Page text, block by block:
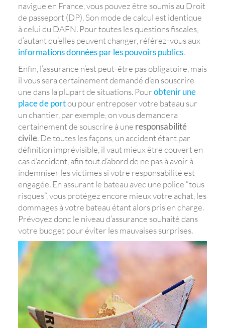
navigue en France, vous pouvez être soumis au Droit
de passeport (DP). Son mode de calcul est identique
à celui du DAFN. Pour toutes les questions fiscales,
d’autant qu’elles peuvent changer, référez-vous aux
informations données par les pouvoirs publics.
Enfin, l’assurance n’est peut-être pas obligatoire, mais
il vous sera certainement demandé d’en souscrire
une dans la plupart de situations. Pourobtenir une
place de portou pour entreposer votre bateau sur
un chantier, par exemple, on vous demandera
certainement de souscrire à une responsabilité
civile. De toutes les façons, un accident étant par
définition imprévisible, il vaut mieux être couvert en
cas d’accident, afin tout d’abord de ne pas à avoir à
indemniser les victimes si votre responsabilité est
engagée. En assurant le bateau avec une police “tous
risques”, vous protégez encore mieux votre achat, les
dommages à votre bateau étant alors pris en charge.
Prévoyez donc le niveau d’assurance souhaité dans
votre budget pour éviter les mauvaises surprises.